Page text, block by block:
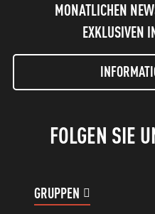
MONATLICHEN
EXKLUSIVEN
FOLGEN SIE
GRUPPEN